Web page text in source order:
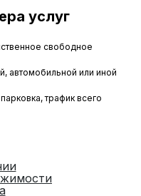
услуг
свободное
автомобильной или иной
трафик всего